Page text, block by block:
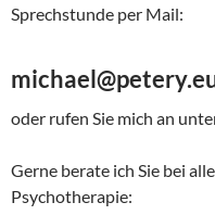
Sprechstunde per Mail:
oder rufen Sie mich an
Gerne berate ich Sie bei
Psychotherapie: